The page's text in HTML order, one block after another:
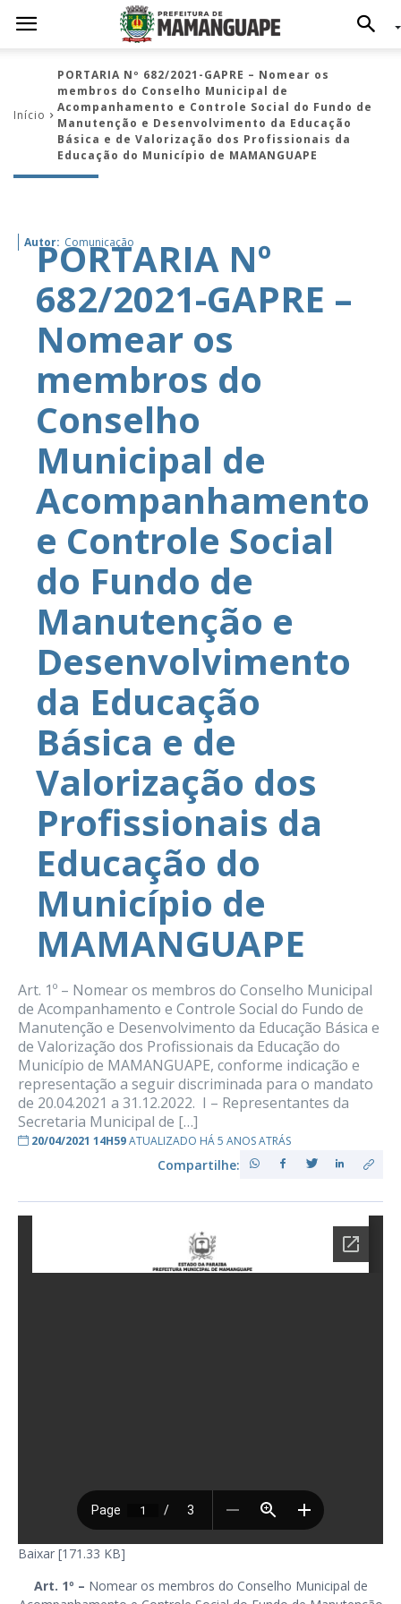
Início
PORTARIA Nº 682/2021-GAPRE – Nomear os
membros do Conselho Municipal de
Acompanhamento e Controle Social do Fundo de
Manutenção e Desenvolvimento da Educação
Básica e de Valorização dos Profissionais da
Educação do Município de MAMANGUAPE
Autor: Comunicação
PORTARIA Nº
682/2021-GAPRE –
Nomear os
membros do
Conselho
Municipal de
Acompanhamento
e Controle Social
do Fundo de
Manutenção e
Desenvolvimento
da Educação
Básica e de
Valorização dos
Profissionais da
Educação do
Município de
MAMANGUAPE
Art. 1º – Nomear os membros do Conselho Municipal
de Acompanhamento e Controle Social do Fundo de
Manutenção e Desenvolvimento da Educação Básica e
de Valorização dos Profissionais da Educação do
Município de MAMANGUAPE, conforme indicação e
representação a seguir discriminada para o mandato
de 20.04.2021 a 31.12.2022. I – Representantes da
Secretaria Municipal de […]
20/04/2021 14H59ATUALIZADO HÁ 5 ANOS ATRÁS
Compartilhe:
Baixar [171.33 KB]
Art. 1º – Nomear os membros do Conselho Municipal de